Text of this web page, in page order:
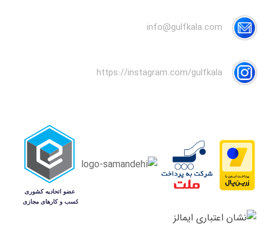
info@gulfkala.com
https://instagram.com/gulfkala